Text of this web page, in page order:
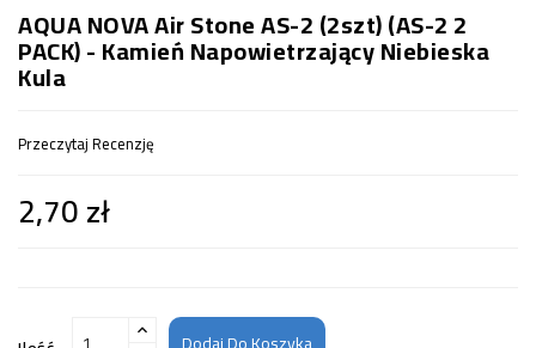
AQUA NOVA Air Stone AS-2 (2szt) (AS-2 2
PACK) - Kamień Napowietrzający Niebieska
Kula
Przeczytaj Recenzję
2,70 zł